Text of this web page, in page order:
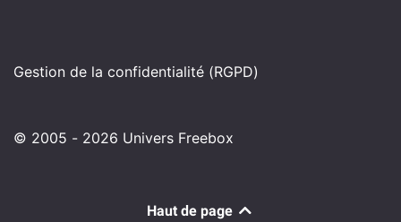
Gestion de la confidentialité (RGPD)
© 2005 - 2026 Univers Freebox
Haut de page